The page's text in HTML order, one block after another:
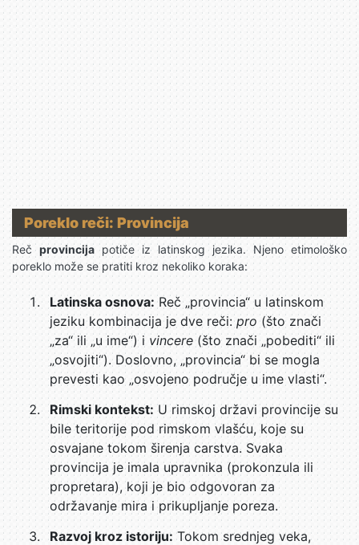
Poreklo reči: Provincija
Reč provincija potiče iz latinskog jezika. Njeno etimološko
poreklo može se pratiti kroz nekoliko koraka:
Latinska osnova: Reč „provincia“ u latinskom
jeziku kombinacija je dve reči:pro (što znači
„za“ ili „u ime“) i vincere(što znači „pobediti“ ili
„osvojiti“). Doslovno, „provincia“ bi se mogla
prevesti kao „osvojeno područje u ime vlasti“.
Rimski kontekst: U rimskoj državi provincije su
bile teritorije pod rimskom vlašću, koje su
osvajane tokom širenja carstva. Svaka
provincija je imala upravnika (prokonzula ili
propretara), koji je bio odgovoran za
održavanje mira i prikupljanje poreza.
Razvoj kroz istoriju: Tokom srednjeg veka,